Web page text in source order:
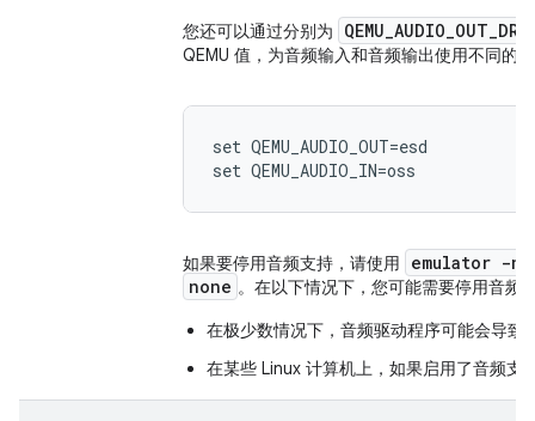
您还可以通过分别为 QEMU_AUDIO_OUT_DRV
QEMU 值，为音频输入和音频输出使用不同的
set QEMU_AUDIO_OUT=esd
如果要停用音频支持，请使用
emulator -
none 。在以下情况下，您可能需要停用音频
在极少数情况下，音频驱动程序可能会导
在某些 Linux 计算机上，如果启用了音频支